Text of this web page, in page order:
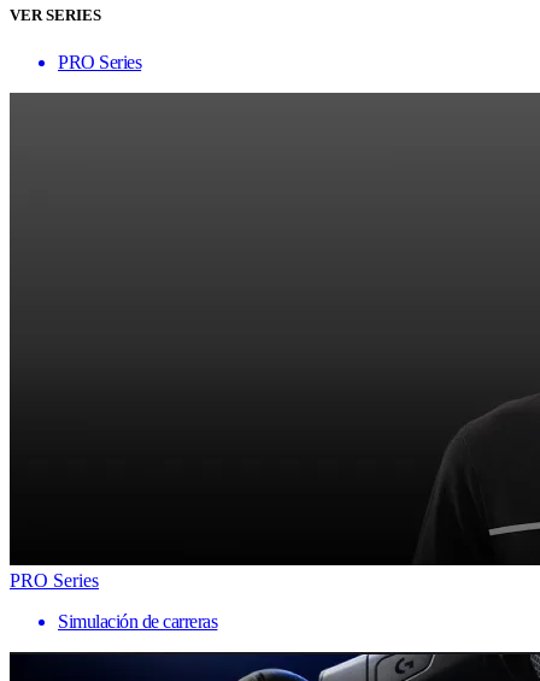
VER SERIES
PRO Series
PRO Series
Simulación de carreras